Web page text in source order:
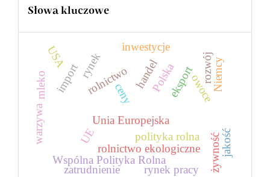
Słowa kluczowe
Unia Europejska
rolnictwo eksport
import Polska
ceny
polityka rolna
UE
rolnictwo ekologiczne
Wspólna Polityka Rolna
handel
rynek
żywność
zatrudnienie
owoce
inwestycje
mleko
rozwój
warzywa
rynek pracy
jakość
USA Niemcy